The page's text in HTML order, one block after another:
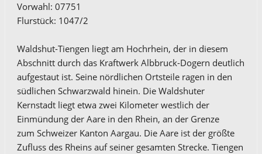
Vorwahl: 07751
Flurstück: 1047/2
Waldshut-Tiengen liegt am Hochrhein, der in diesem
Abschnitt durch das Kraftwerk Albbruck-Dogern deutlich
aufgestaut ist. Seine nördlichen Ortsteile ragen in den
südlichen Schwarzwald hinein. Die Waldshuter
Kernstadt liegt etwa zwei Kilometer westlich der
Einmündung der Aare in den Rhein, an der Grenze
zum Schweizer Kanton Aargau. Die Aare ist der größte
Zufluss des Rheins auf seiner gesamten Strecke. Tiengen